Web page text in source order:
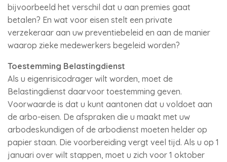
bijvoorbeeld het verschil dat u aan premies gaat
betalen? En wat voor eisen stelt een private
verzekeraar aan uw preventiebeleid en aan de manier
waarop zieke medewerkers begeleid worden?
Toestemming Belastingdienst
Als u eigenrisicodrager wilt worden, moet de
Belastingdienst daarvoor toestemming geven.
Voorwaarde is dat u kunt aantonen dat u voldoet aan
de arbo-eisen. De afspraken die u maakt met uw
arbodeskundigen of de arbodienst moeten helder op
papier staan. Die voorbereiding vergt veel tijd. Als u op 1
januari over wilt stappen, moet u zich voor 1 oktober